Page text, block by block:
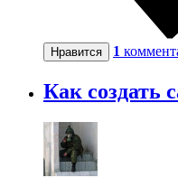
Нравится 1
Как создать